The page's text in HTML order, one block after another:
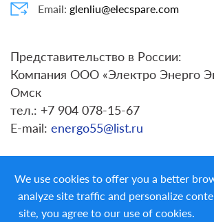
Email: glenliu@elecspare.com
Представительство в России:
Компания ООО «Электро Энерго
Омск
тел.: +7 904 078-15-67
E-mail: energo55@list.ru
Copyright ©LIYOND ELECTRIC CO. LTD.
We use cookies to offer you a better
analyze site traffic and personalize
site, you agree to our use of